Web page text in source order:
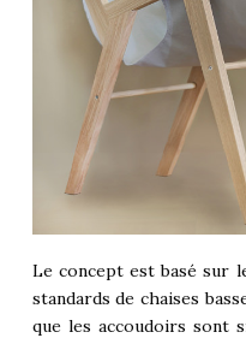
Le concept est basé sur
standards de chaises
que les accoudoirs sont